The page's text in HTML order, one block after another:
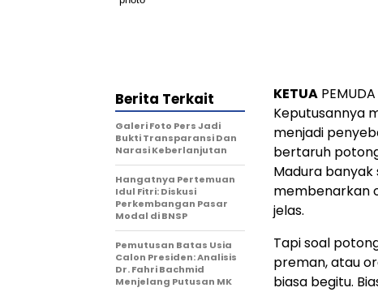
KETUA
Keputusannya
menjadi
bertaruh
Madura banyak
membenarkan
jelas.
Tapi soal
preman, atau
biasa begitu.
Berita Terkait
Galeri Foto Pers Jadi
Bukti Transparansi Dan
Narasi Keberlanjutan
Hangatnya Pertemuan
Idul Fitri: Diskusi
Perkembangan Pasar
Modal di BNSP
Pemutusan Batas Usia
Calon Presiden: Analisis
Dr. Fahri Bachmid
Menjelang Putusan MK